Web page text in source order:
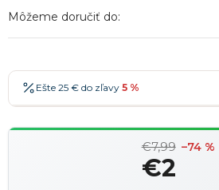
Môžeme doručiť do:
Ešte 25 € do zľavy 5 %
€7,99 –74 %
€2